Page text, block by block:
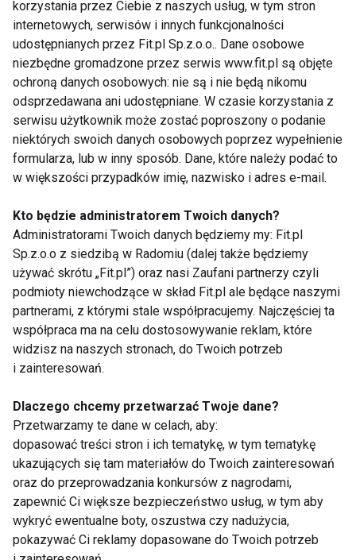
gdy masz gorszy dzień. Przed snem staraj się nie
skupiać na problemach i niezałatwionych sprawach.
W ten sposób będziesz praktykować wdzięczność.
Praktykowanie tej emocji uspokaja umysł i
przywraca równowagę. To ćwiczenie o wielkiej,
pozytywnej mocy. Niech stanie Twoim codziennym
rytuałem. To proste ćwiczenie na spokojny sen,
oparte na psychologii pozytywnej dodaje Alina
Adamowicz, terapeutka i eksperta kampanii
#GodzinaDlaOka
Co prócz snu pomoże zmęczonym
oczom?
Zazwyczaj dopiero odczuwane dolegliwości, takie
jak pieczenie, swędzenie czy łzawienie oczu
skłaniają nas do zastanowienia się nad przyczyną
problemu. Jednak w myśl zasady „lepiej zapobiegać
traktujmy ten ważny narząd z należytą troską i
uwagą. Poza dbaniem o jakość i ilość snu oraz
zdrową dietę należy także robić sobie regularne
przerwy od patrzenia w ekran. Wystarczy nawet 5
minut w trakcie pełnej godziny. Pomocnym i dobrym
nawykiem, który łatwo wdrożyć jest także
stosowanie nawilżających kropli do oczu, które w
korzystania przez Ciebie z naszych usług, w tym stron
internetowych, serwisów i innych funkcjonalności
udostępnianych przez Fit.pl Sp.z.o.o.. Dane osobowe
niezbędne gromadzone przez serwis www.fit.pl są objęte
ochroną danych osobowych: nie są i nie będą nikomu
odsprzedawana ani udostępniane. W czasie korzystania z
serwisu użytkownik może zostać poproszony o podanie
niektórych swoich danych osobowych poprzez wypełnienie
formularza, lub w inny sposób. Dane, które należy podać to
w większości przypadków imię, nazwisko i adres e-mail.
Kto będzie administratorem Twoich danych?
Administratorami Twoich danych będziemy my: Fit.pl
Sp.z.o.o z siedzibą w Radomiu (dalej także będziemy
używać skrótu „Fit.pl”) oraz nasi Zaufani partnerzy czyli
podmioty niewchodzące w skład Fit.pl ale będące naszymi
partnerami, z którymi stale współpracujemy. Najczęściej ta
współpraca ma na celu dostosowywanie reklam, które
widzisz na naszych stronach, do Twoich potrzeb
i zainteresowań.
Dlaczego chcemy przetwarzać Twoje dane?
Przetwarzamy te dane w celach, aby:
dopasować treści stron i ich tematykę, w tym tematykę
ukazujących się tam materiałów do Twoich zainteresowań
oraz do przeprowadzania konkursów z nagrodami,
zapewnić Ci większe bezpieczeństwo usług, w tym aby
wykryć ewentualne boty, oszustwa czy nadużycia,
pokazywać Ci reklamy dopasowane do Twoich potrzeb